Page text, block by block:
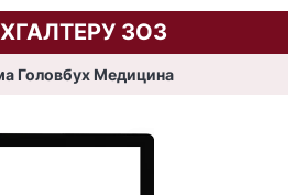
ЗОЗ
Головбух Медицина